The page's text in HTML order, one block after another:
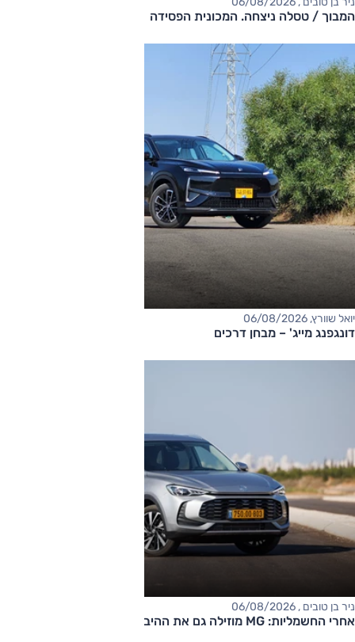
המבוך / טסלה ניצחה. המכונית הפסידה
יואל שוורץ, 06/08/2026
דונגפנג מייג' – מבחן דרכים
ניר בן טובים , 06/08/2026
אחרי החשמליות: MG מוזילה גם את ההיברידיות